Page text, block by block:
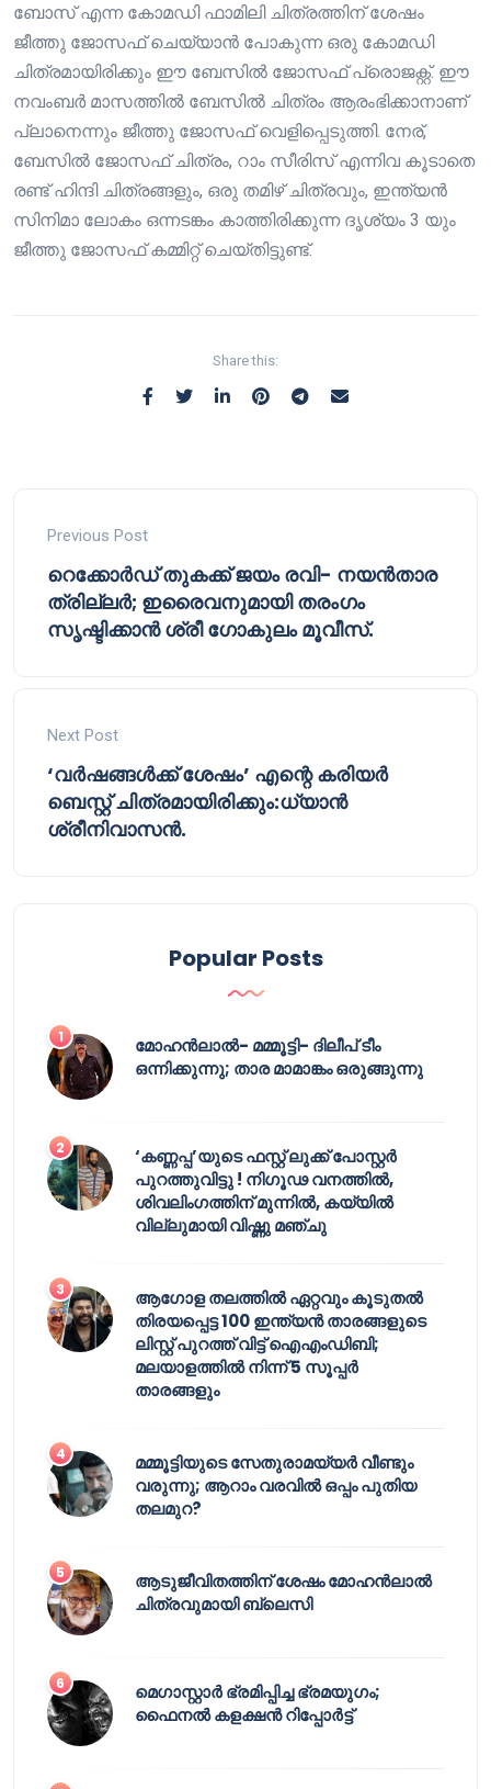
ബോസ് എന്ന കോമഡി ഫാമിലി ചിത്രത്തിന് ശേഷം
ജീത്തു ജോസഫ് ചെയ്യാൻ പോകുന്ന ഒരു കോമഡി
ചിത്രമായിരിക്കും ഈ ബേസിൽ ജോസഫ് പ്രൊജക്റ്റ്. ഈ
നവംബർ മാസത്തിൽ ബേസിൽ ചിത്രം ആരംഭിക്കാനാണ്
പ്ലാനെന്നും ജീത്തു ജോസഫ് വെളിപ്പെടുത്തി. നേര്,
ബേസിൽ ജോസഫ് ചിത്രം, റാം സീരിസ് എന്നിവ കൂടാതെ
രണ്ട് ഹിന്ദി ചിത്രങ്ങളും, ഒരു തമിഴ് ചിത്രവും, ഇന്ത്യൻ
സിനിമാ ലോകം ഒന്നടങ്കം കാത്തിരിക്കുന്ന ദൃശ്യം 3 യും
ജീത്തു ജോസഫ് കമ്മിറ്റ് ചെയ്തിട്ടുണ്ട്.
Share this:
Previous Post
റെക്കോർഡ് തുകക്ക് ജയം രവി- നയൻ‌താര
ത്രില്ലർ; ഇരൈവനുമായി തരംഗം
സൃഷ്ടിക്കാൻ ശ്രീ ഗോകുലം മൂവീസ്.
Next Post
‘വർഷങ്ങൾക്ക് ശേഷം’ എന്റെ കരിയർ
ബെസ്റ്റ് ചിത്രമായിരിക്കും:ധ്യാൻ
ശ്രീനിവാസൻ.
Popular Posts
മോഹൻലാൽ- മമ്മൂട്ടി- ദിലീപ് ടീം
ഒന്നിക്കുന്നു; താര മാമാങ്കം ഒരുങ്ങുന്നു
‘കണ്ണപ്പ’യുടെ ഫസ്റ്റ് ലുക്ക് പോസ്റ്റർ
പുറത്തുവിട്ടു ! നിഗൂഢ വനത്തിൽ,
ശിവലിംഗത്തിന് മുന്നിൽ, കയ്യിൽ
വില്ലുമായി വിഷ്ണു മഞ്ചു
ആഗോള തലത്തിൽ ഏറ്റവും കൂടുതൽ
തിരയപ്പെട്ട 100 ഇന്ത്യൻ താരങ്ങളുടെ
ലിസ്റ്റ് പുറത്ത് വിട്ട് ഐഎംഡിബി;
മലയാളത്തിൽ നിന്ന് 5 സൂപ്പർ
താരങ്ങളും
മമ്മൂട്ടിയുടെ സേതുരാമയ്യർ വീണ്ടും
വരുന്നു; ആറാം വരവിൽ ഒപ്പം പുതിയ
തലമുറ?
ആടുജീവിതത്തിന് ശേഷം മോഹൻലാൽ
ചിത്രവുമായി ബ്ലെസി
മെഗാസ്റ്റാർ ഭ്രമിപ്പിച്ച ഭ്രമയുഗം;
ഫൈനൽ കളക്ഷൻ റിപ്പോർട്ട്